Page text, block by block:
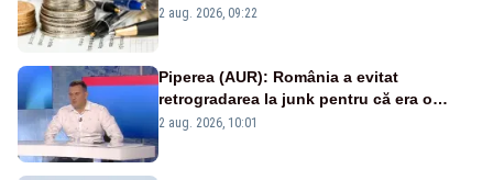
viitoare?
2 aug. 2026, 09:22
Piperea (AUR): România a evitat
retrogradarea la junk pentru că era o
catastrofă pentru bănci și fondurile de
2 aug. 2026, 10:01